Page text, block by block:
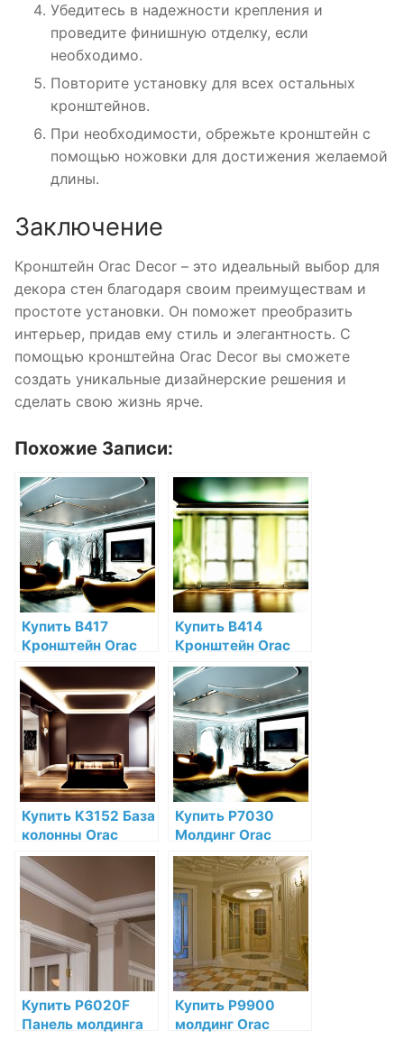
Убедитесь в надежности крепления и
проведите финишную отделку, если
необходимо.
Повторите установку для всех остальных
кронштейнов.
При необходимости, обрежьте кронштейн с
помощью ножовки для достижения желаемой
длины.
Заключение
Кронштейн Orac Decor – это идеальный выбор для
декора стен благодаря своим преимуществам и
простоте установки. Он поможет преобразить
интерьер, придав ему стиль и элегантность. С
помощью кронштейна Orac Decor вы сможете
создать уникальные дизайнерские решения и
сделать свою жизнь ярче.
Похожие Записи:
Купить B417
Кронштейн Orac
Decor Полиуретан
по низкой цене в
интернет-
магазине
Купить B414
Кронштейн Orac
Decor Полиуретан
по низкой цене в
интернет-
магазине
Купить K3152 База
колонны Orac
Decor Полиуретан
по низкой цене в
интернет-
магазине
Купить P7030
Молдинг Orac
Decor Полиуретан
по низкой цене в
интернет-
магазине
Купить P6020F
Панель молдинга
Купить P9900
молдинг Orac